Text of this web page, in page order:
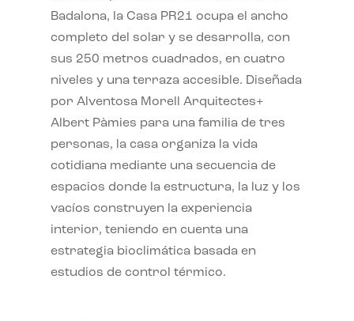
Badalona, la Casa PR21 ocupa el ancho
completo del solar y se desarrolla, con
sus 250 metros cuadrados, en cuatro
niveles y una terraza accesible. Diseñada
por Alventosa Morell Arquitectes+
Albert Pàmies para una familia de tres
personas, la casa organiza la vida
cotidiana mediante una secuencia de
espacios donde la estructura, la luz y los
vacíos construyen la experiencia
interior, teniendo en cuenta una
estrategia bioclimática basada en
estudios de control térmico.